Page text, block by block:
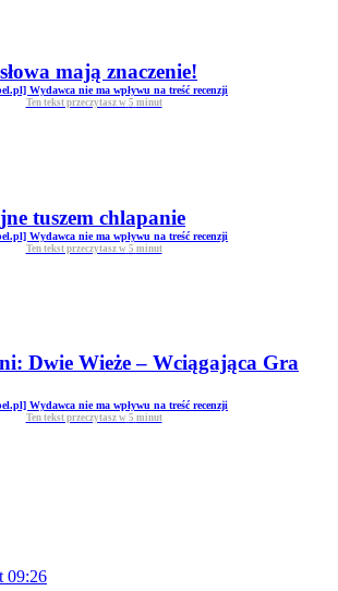
mają znaczenie!
Wydawca nie ma wpływu na treść recenzji
Ten tekst przeczytasz w 5 minut
tuszem chlapanie
Wydawca nie ma wpływu na treść recenzji
Ten tekst przeczytasz w 5 minut
Dwie Wieże – Wciągająca Gra
Wydawca nie ma wpływu na treść recenzji
Ten tekst przeczytasz w 5 minut
09:26